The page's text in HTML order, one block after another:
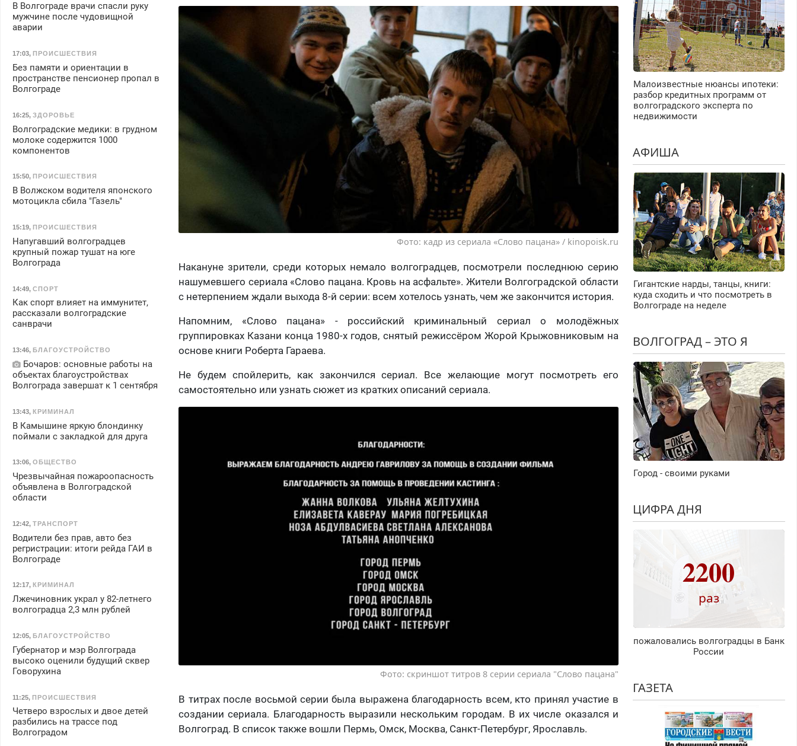
Фото: кадр из сериала «Слово пацана» / kinopoisk.ru
Накануне зрители, среди которых немало волгоградцев, посмотрели последнюю серию
нашумевшего сериала «Слово пацана. Кровь на асфальте». Жители Волгоградской области
с нетерпением ждали выхода 8-й серии: всем хотелось узнать, чем же закончится история.
Напомним, «Слово пацана» - российский криминальный сериал о молодёжных
группировках Казани конца 1980-х годов, снятый режиссёром Жорой Крыжовниковым на
основе книги Роберта Гараева.
Не будем спойлерить, как закончился сериал. Все желающие могут посмотреть его
самостоятельно или узнать сюжет из кратких описаний сериала.
Фото: скриншот титров 8 серии сериала "Слово пацана"
В титрах после восьмой серии была выражена благодарность всем, кто принял участие в
создании сериала. Благодарность выразили нескольким городам. В их числе оказался и
Волгоград. В список также вошли Пермь, Омск, Москва, Санкт-Петербург, Ярославль.
В Волгограде врачи спасли руку
мужчине после чудовищной
аварии
17:03, ПРОИСШЕСТВИЯ
Без памяти и ориентации в
пространстве пенсионер пропал в
Волгограде
16:25, ЗДОРОВЬЕ
Волгоградские медики: в грудном
молоке содержится 1000
компонентов
15:50, ПРОИСШЕСТВИЯ
В Волжском водителя японского
мотоцикла сбила "Газель"
15:19, ПРОИСШЕСТВИЯ
Напугавший волгоградцев
крупный пожар тушат на юге
Волгограда
14:49, СПОРТ
Как спорт влияет на иммунитет,
рассказали волгоградские
санврачи
13:46, БЛАГОУСТРОЙСТВО
Бочаров: основные работы на
объектах благоустройствах
Волгограда завершат к 1 сентября
13:43, КРИМИНАЛ
В Камышине яркую блондинку
поймали с закладкой для друга
13:06, ОБЩЕСТВО
Чрезвычайная пожароопасность
объявлена в Волгоградской
области
12:42, ТРАНСПОРТ
Водители без прав, авто без
регристрации: итоги рейда ГАИ в
Волгограде
12:17, КРИМИНАЛ
Лжечиновник украл у 82-летнего
волгоградца 2,3 млн рублей
12:05, БЛАГОУСТРОЙСТВО
Губернатор и мэр Волгограда
высоко оценили будущий сквер
Говорухина
11:25, ПРОИСШЕСТВИЯ
Четверо взрослых и двое детей
разбились на трассе под
Волгоградом
Малоизвестные нюансы ипотеки:
разбор кредитных программ от
волгоградского эксперта по
недвижимости
АФИША
Гигантские нарды, танцы, книги:
куда сходить и что посмотреть в
Волгограде на неделе
ВОЛГОГРАД – ЭТО Я
Город - своими руками
ЦИФРА ДНЯ
2200
раз
пожаловались волгоградцы в Банк
России
ГАЗЕТА